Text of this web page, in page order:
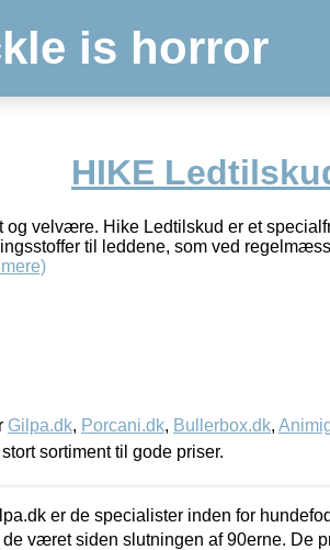
is horror
HIKE
velvære. Hike Ledtilskud er et
til leddene, som ved
Gilpa.dk, Porcani.dk, Bullerbox.dk,
sortiment til gode priser.
er de specialister inden for
de været siden slutningen af 90erne. De